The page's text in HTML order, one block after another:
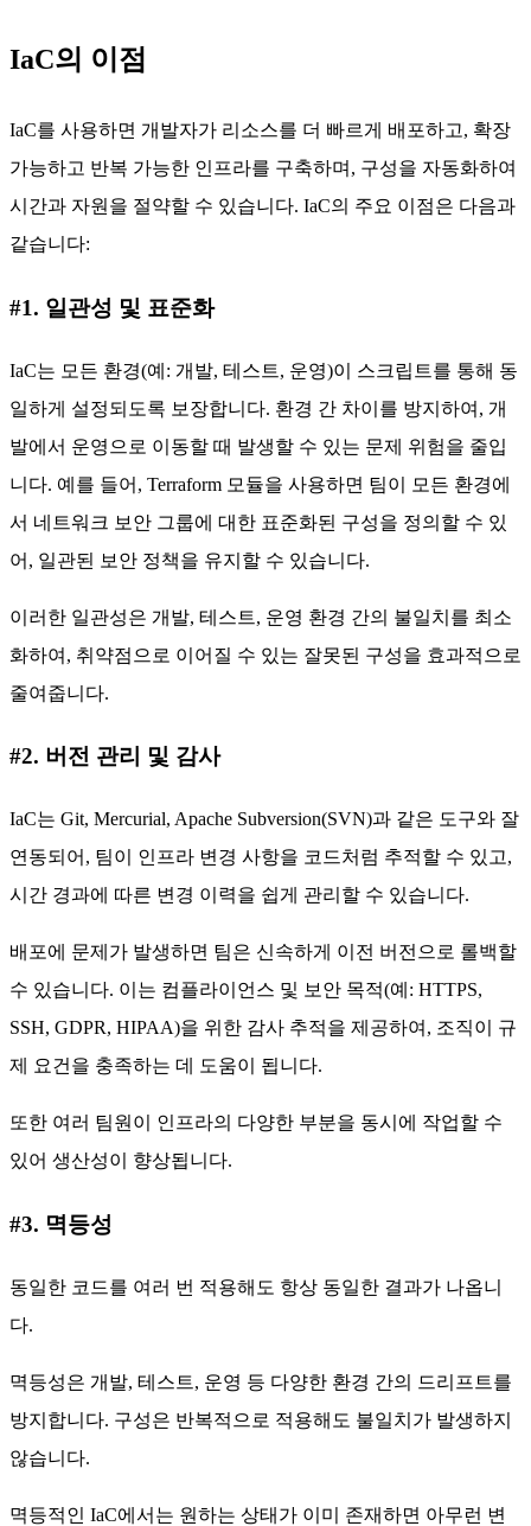
IaC의 이점
IaC를 사용하면 개발자가 리소스를 더 빠르게 배포하고, 확장
가능하고 반복 가능한 인프라를 구축하며, 구성을 자동화하여
시간과 자원을 절약할 수 있습니다. IaC의 주요 이점은 다음과
같습니다:
#1. 일관성 및 표준화
IaC는 모든 환경(예: 개발, 테스트, 운영)이 스크립트를 통해 동
일하게 설정되도록 보장합니다. 환경 간 차이를 방지하여, 개
발에서 운영으로 이동할 때 발생할 수 있는 문제 위험을 줄입
니다. 예를 들어, Terraform 모듈을 사용하면 팀이 모든 환경에
서 네트워크 보안 그룹에 대한 표준화된 구성을 정의할 수 있
어, 일관된 보안 정책을 유지할 수 있습니다.
이러한 일관성은 개발, 테스트, 운영 환경 간의 불일치를 최소
화하여, 취약점으로 이어질 수 있는 잘못된 구성을 효과적으로
줄여줍니다.
#2. 버전 관리 및 감사
IaC는 Git, Mercurial, Apache Subversion(SVN)과 같은 도구와 잘
연동되어, 팀이 인프라 변경 사항을 코드처럼 추적할 수 있고,
시간 경과에 따른 변경 이력을 쉽게 관리할 수 있습니다.
배포에 문제가 발생하면 팀은 신속하게 이전 버전으로 롤백할
수 있습니다. 이는 컴플라이언스 및 보안 목적(예: HTTPS,
SSH, GDPR, HIPAA)을 위한 감사 추적을 제공하여, 조직이 규
제 요건을 충족하는 데 도움이 됩니다.
또한 여러 팀원이 인프라의 다양한 부분을 동시에 작업할 수
있어 생산성이 향상됩니다.
#3. 멱등성
동일한 코드를 여러 번 적용해도 항상 동일한 결과가 나옵니
다.
멱등성은 개발, 테스트, 운영 등 다양한 환경 간의 드리프트를
방지합니다. 구성은 반복적으로 적용해도 불일치가 발생하지
않습니다.
멱등적인 IaC에서는 원하는 상태가 이미 존재하면 아무런 변